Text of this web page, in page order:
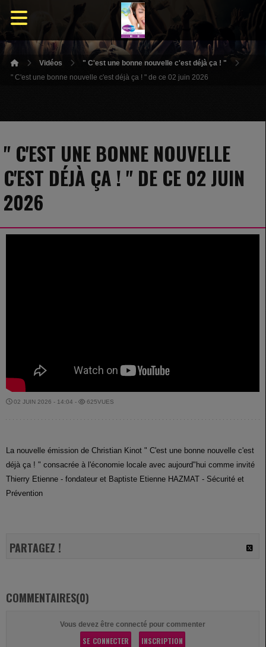
Vidéos
" C'est une bonne nouvelle c'est déjà ça ! "
" C'est une bonne nouvelle c'est déjà ça ! " de ce 02 juin 2026
" C'EST UNE BONNE NOUVELLE
C'EST DÉJÀ ÇA ! " DE CE 02 JUIN
2026
02 JUIN 2026 - 14:04 - 625VUES
La nouvelle émission de Christian Kinot " C'est une bonne nouvelle c'est
déjà ça ! " consacrée à l'économie locale avec aujourd"hui comme invité
Thierry Etienne - fondateur et Baptiste Etienne HAZMAT - Sécurité et
Prévention
PARTAGEZ !
COMMENTAIRES(0)
Vous devez être connecté pour commenter
SE CONNECTER INSCRIPTION